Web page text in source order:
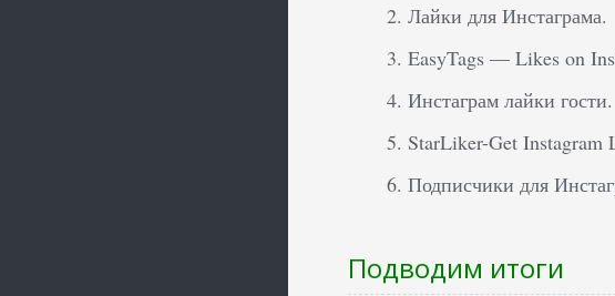
Лайки для Инстаграма.
EasyTags — Likes on
Инстаграм лайки гости.
StarLiker-Get Instagram
Подписчики для
Подводим итоги